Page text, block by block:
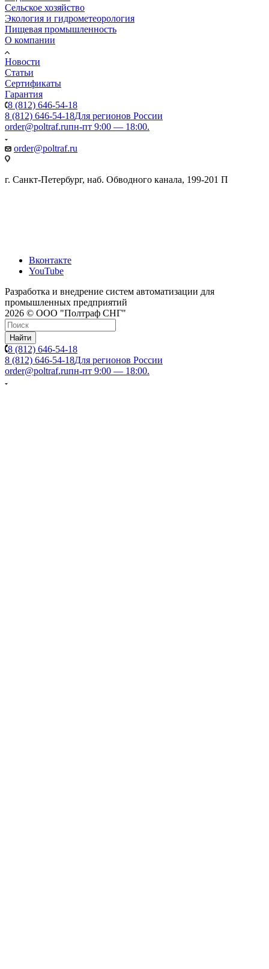
Сельское хозяйство
Экология и гидрометеорология
Пищевая промышленность
О компании
Новости
Статьи
Сертификаты
Гарантия
8 (812) 646-54-18
8 (812) 646-54-18Для регионов России
order@poltraf.ruпн-пт 9:00 — 18:00.
order@poltraf.ru
г. Санкт-Петербург, наб. Обводного канала, 199-201 П
Вконтакте
YouTube
Разработка и внедрение систем автоматизации для
промышленных предприятий
2026 © ООО "Полтраф СНГ"
Найти
8 (812) 646-54-18
8 (812) 646-54-18Для регионов России
order@poltraf.ruпн-пт 9:00 — 18:00.